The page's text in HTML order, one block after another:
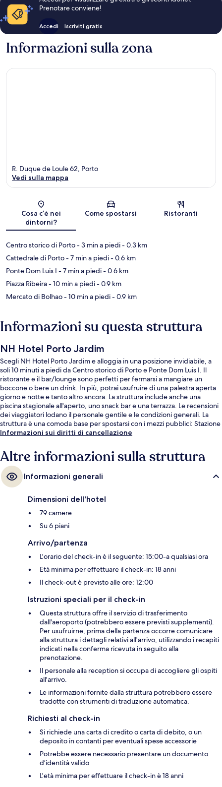
Prenotare conviene!
Accedi Iscriviti gratis
Informazioni sulla zona
Mappa
R. Duque de Loule 62, Porto
Vedi sulla mappa
Cosa c’è nei
dintorni?
Come spostarsi Ristoranti
Centro storico di Porto- 3 min a piedi- 0.3 km
Cattedrale di Porto- 7 min a piedi- 0.6 km
Ponte Dom Luis I - 7 min a piedi- 0.6 km
Piazza Ribeira- 10 min a piedi- 0.9 km
Mercato di Bolhao- 10 min a piedi- 0.9 km
Informazioni su questa struttura
NH Hotel Porto Jardim
Scegli NH Hotel Porto Jardim e alloggia in una posizione invidiabile, a
soli 10 minuti a piedi da Centro storico di Porto e Ponte Dom Luis I. Il
ristorante e il bar/lounge sono perfetti per fermarsi a mangiare un
boccone o bere un drink. In più, potrai usufruire di una palestra aperta
giorno e notte e tanto altro ancora. La struttura include anche una
piscina stagionale all'aperto, uno snack bar e una terrazza. Le recensioni
dei viaggiatori lodano il personale gentile e le condizioni generali. La
struttura è una comoda base per spostarsi con i mezzi pubblici: Stazione
della metropolitana di Batalha-Guindais si trova a 4 min a piedi e Funivia
Informazioni sui diritti di cancellazione
Altre informazioni sulla struttura
Informazioni generali
Dimensioni dell'hotel
79 camere
Su 6 piani
Arrivo/partenza
L'orario del check-in è il seguente: 15:00-a qualsiasi ora
Età minima per effettuare il check-in: 18 anni
Il check-out è previsto alle ore: 12:00
Istruzioni speciali per il check-in
Questa struttura offre il servizio di trasferimento
dall'aeroporto (potrebbero essere previsti supplementi).
Per usufruirne, prima della partenza occorre comunicare
alla struttura i dettagli relativi all'arrivo, utilizzando i recapiti
indicati nella conferma ricevuta in seguito alla
prenotazione.
Il personale alla reception si occupa di accogliere gli ospiti
all'arrivo.
Le informazioni fornite dalla struttura potrebbero essere
tradotte con strumenti di traduzione automatica.
Richiesti al check-in
Si richiede una carta di credito o carta di debito, o un
deposito in contanti per eventuali spese accessorie
Potrebbe essere necessario presentare un documento
d’identità valido
L'età minima per effettuare il check-in è 18 anni